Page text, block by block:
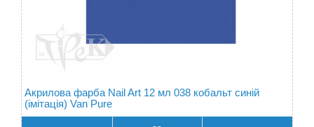
Акрилова фарба Nail Art 12 мл 038 кобальт синій
(імітація) Van Pure